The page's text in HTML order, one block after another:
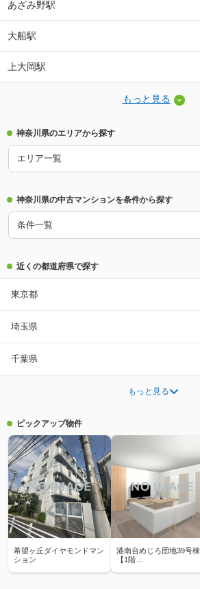
あざみ野駅
大船駅
上大岡駅
もっと見る
神奈川県のエリアから探す
エリア一覧
神奈川県の中古マンションを条件から探す
条件一覧
近くの都道府県で探す
東京都
埼玉県
千葉県
もっと見る
ピックアップ物件
希望ヶ丘ダイヤモンドマン
ション
港南台めじろ団地39号棟
【1階…